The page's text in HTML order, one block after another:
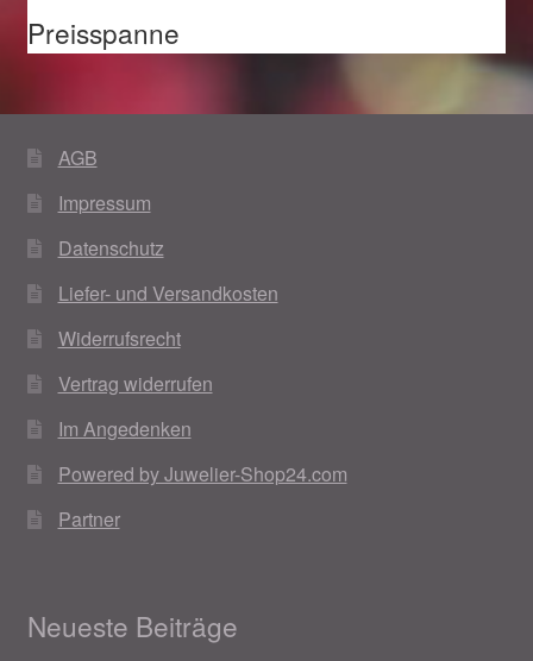
Preisspanne
AGB
Impressum
Datenschutz
Liefer- und Versandkosten
Widerrufsrecht
Vertrag widerrufen
Im Angedenken
Powered by Juwelier-Shop24.com
Partner
Neueste Beiträge